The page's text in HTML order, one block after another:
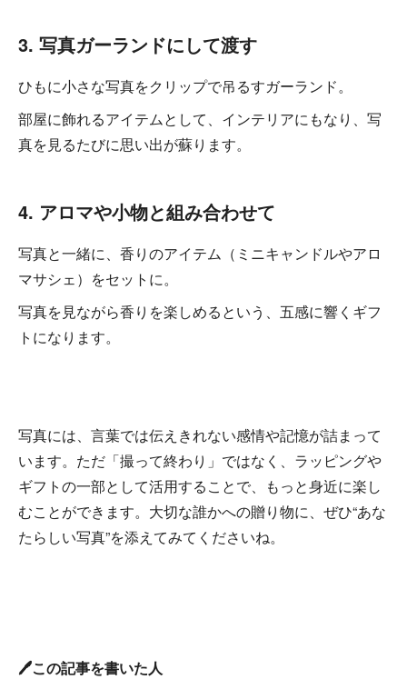
3. 写真ガーランドにして渡す
ひもに小さな写真をクリップで吊るすガーランド。
部屋に飾れるアイテムとして、インテリアにもなり、写
真を見るたびに思い出が蘇ります。
4. アロマや小物と組み合わせて
写真と一緒に、香りのアイテム（ミニキャンドルやアロ
マサシェ）をセットに。
写真を見ながら香りを楽しめるという、五感に響くギフ
トになります。
写真には、言葉では伝えきれない感情や記憶が詰まって
います。ただ「撮って終わり」ではなく、ラッピングや
ギフトの一部として活用することで、もっと身近に楽し
むことができます。大切な誰かへの贈り物に、ぜひ“あな
たらしい写真”を添えてみてくださいね。
🖊️この記事を書いた人